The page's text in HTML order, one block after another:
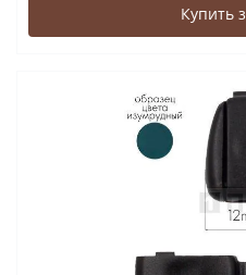
Купить